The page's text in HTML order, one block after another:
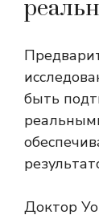
быть
Доктор